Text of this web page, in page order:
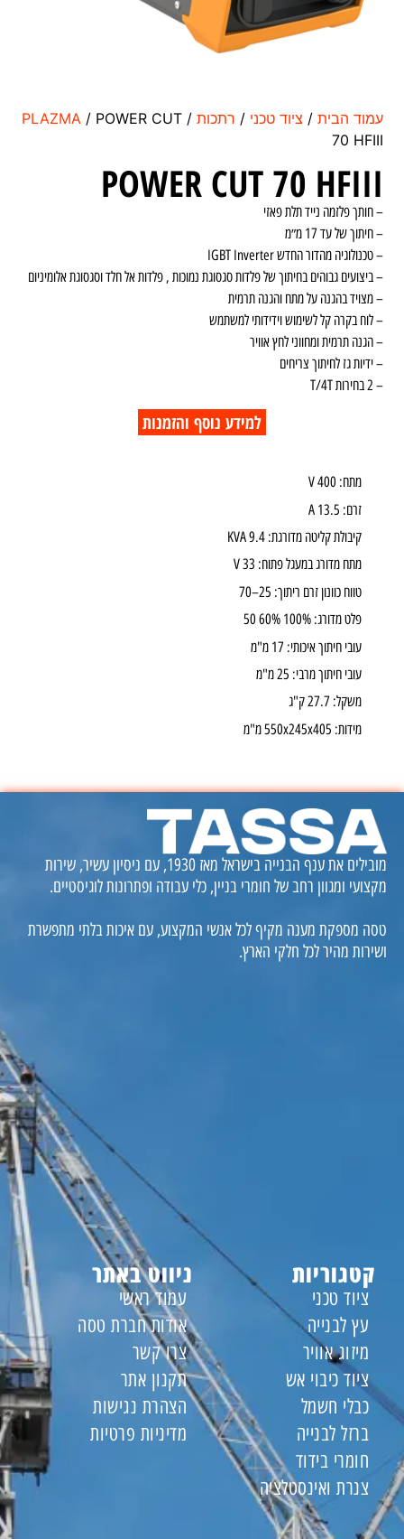
עמוד הבית / ציוד טכני / רתכות /
PLAZMA / POWER CUT
70 HFIII
POWER CUT 70 HFIII
– חותך פלזמה נייד תלת פאזי
– חיתוך של עד 17 מ״מ
– טכנולוגיה מהדור החדש IGBT Inverter
– ביצועים גבוהים בחיתוך של פלדות סגסוגת נמוכות , פלדות אל חלד וסגסוגת אלומיניום
– מצויד בהגנה על מתח והגנה תרמית
– לוח בקרה קל לשימוש וידידותי למשתמש
– הגנה תרמית ומחווני לחץ אוויר
– ידיות גז לחיתוך צריחים
– ⁠2 בחירות T/4T
למידע נוסף והזמנות
מתח: 400 V
זרם: 13.5 A
קיבולת קליטה מדורגת: 9.4 KVA
מתח מדורג במעגל פתוח: 33 V
טווח כוונון זרם ריתוך: 25–70
פלט מדורג: 100% 60% 50
עובי חיתוך איכותי: 17 מ"מ
עובי חיתוך מרבי: 25 מ"מ
משקל: 27.7 ק"ג
מידות: 550x245x405 מ"מ
מובילים את ענף הבנייה בישראל מאז 1930, עם ניסיון עשיר, שירות
מקצועי ומגוון רחב של חומרי בניין, כלי עבודה ופתרונות לוגיסטיים.
טסה מספקת מענה מקיף לכל אנשי המקצוע, עם איכות בלתי מתפשרת
ושירות מהיר לכל חלקי הארץ.
ניווט באתר
עמוד ראשי
אודות חברת טסה
צרו קשר
תקנון אתר
הצהרת נגישות
מדיניות פרטיות
קטגוריות
ציוד טכני
עץ לבנייה
מיזוג אוויר
ציוד כיבוי אש
כבלי חשמל
ברזל לבנייה
חומרי בידוד
צנרת ואינסטלציה